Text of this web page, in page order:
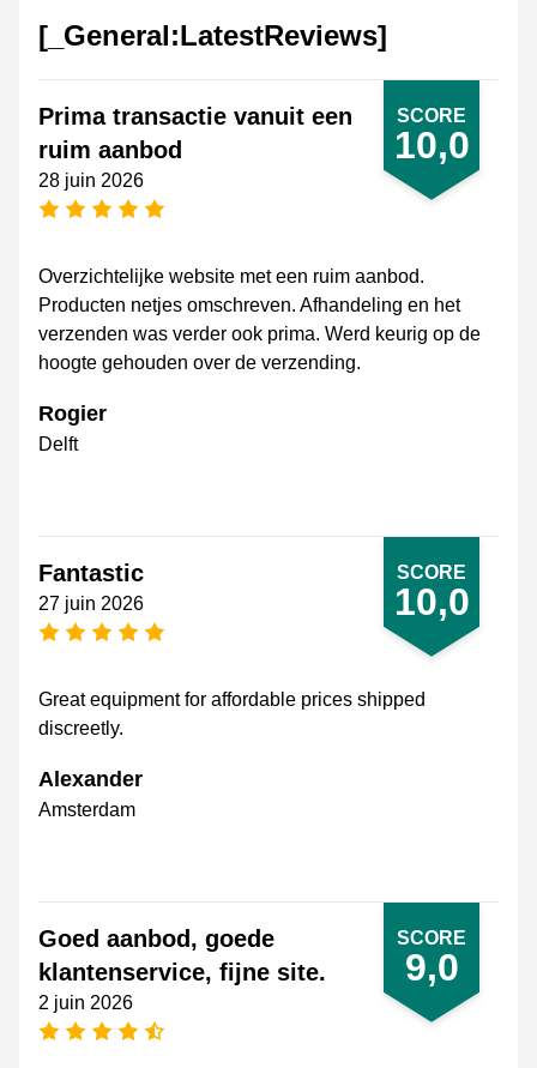
[_General:LatestReviews]
SCORE
10,0
Prima transactie vanuit een
ruim aanbod
28 juin 2026
[_General:NumberOfStarsPluralFormat]
Overzichtelijke website met een ruim aanbod.
Producten netjes omschreven. Afhandeling en het
verzenden was verder ook prima. Werd keurig op de
hoogte gehouden over de verzending.
Rogier
Delft
SCORE
10,0
Fantastic
27 juin 2026
[_General:NumberOfStarsPluralFormat]
Great equipment for affordable prices shipped
discreetly.
Alexander
Amsterdam
SCORE
9,0
Goed aanbod, goede
klantenservice, fijne site.
2 juin 2026
[_General:NumberOfStarsPluralFormat]